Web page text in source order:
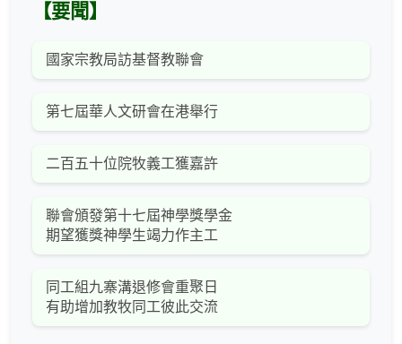
【要聞】
國家宗教局訪基督教聯會
第七屆華人文研會在港舉行
二百五十位院牧義工獲嘉許
聯會頒發第十七屆神學獎學金
期望獲獎神學生竭力作主工
同工組九寨溝退修會重聚日
有助增加教牧同工彼此交流